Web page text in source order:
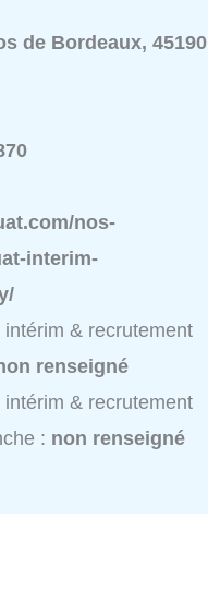
de Bordeaux, 45190
nos-
interim-
& recrutement
renseigné
& recrutement
: non renseigné